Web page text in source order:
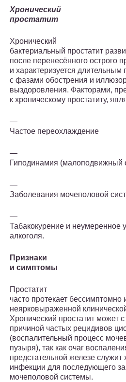
Хронический
простатит
Хронический
бактериальный простатит
после перенесённого острого
и характеризуется длительным
с фазами обострения и
выздоровления. Факторами,
к хроническому простатиту,
—
Частое переохлаждение
—
Гиподинамия (малоподвижный
—
Заболевания мочеполовой
—
Табакокурение и неумеренное
алкоголя.
Признаки
и симптомы
Простатит
часто протекает бессимптомно
неярковыраженной
Хронический простатит может
причиной частых рецидивов
(воспалительный процесс
пузыря), так как очаг
предстательной железе
инфекции для последующего
мочеполовой системы.